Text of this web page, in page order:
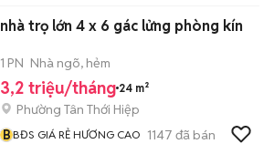
nhà trọ lớn 4 x 6 gác lửng phòng kín
1 PN Nhà ngõ, hẻm
3,2 triệu/tháng 24 m²
Phường Tân Thới Hiệp
BBĐS GIÁ RẺ HƯƠNG CAO 1147 đã bán